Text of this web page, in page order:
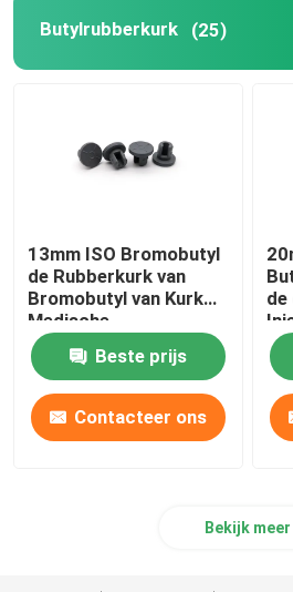
Butylrubberkurk (25)
13mm ISO Bromobutyl
de Rubberkurk van
Bromobutyl van Kurk
Medische
Verbruiksgoederen
Beste prijs
Contacteer ons
de
Bekijk meer